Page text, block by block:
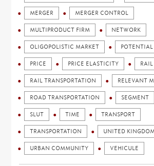
MERGER MERGER CONTROL
MULTIPRODUCT FIRM NETWORK
OLIGOPOLISTIC MARKET
PRICE PRICE ELASTICITY RAIL
RAIL TRANSPORTATION RELEVANT
ROAD TRANSPORTATION SEGMENT
SLUT TIME TRANSPORT
TRANSPORTATION UNITED
URBAN COMMUNITY VEHICULE